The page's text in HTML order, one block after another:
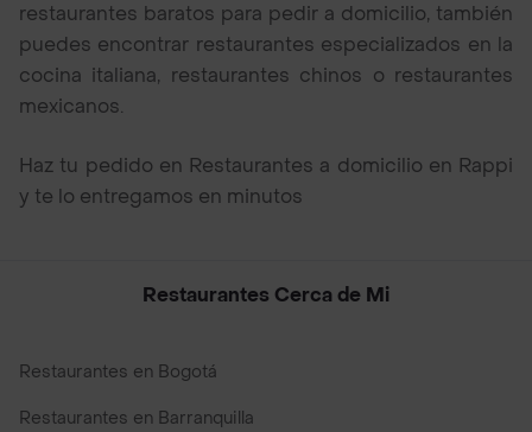
restaurantes baratos para pedir a domicilio, también
puedes encontrar restaurantes especializados en la
cocina italiana, restaurantes chinos o restaurantes
mexicanos.
Haz tu pedido en Restaurantes a domicilio en Rappi
y te lo entregamos en minutos
Restaurantes Cerca de Mi
Restaurantes en Bogotá
Restaurantes en Barranquilla